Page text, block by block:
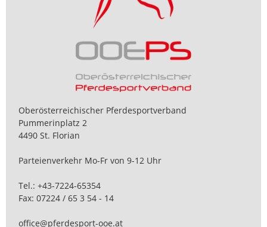
Oberösterreichischer Pferdesportverband
Pummerinplatz 2
4490 St. Florian
Parteienverkehr Mo-Fr von 9-12 Uhr
Tel.: +43-7224-65354
Fax: 07224 / 65 3 54 - 14
office@pferdesport-ooe.at